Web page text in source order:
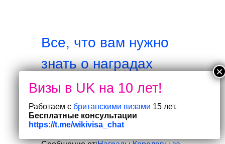
Все, что вам нужно
знать о наградах
Королевы за
предпринимательств
о
Работаем с британскими визами 15 лет.
Бесплатные консультации
https://t.me/wikivisa_chat